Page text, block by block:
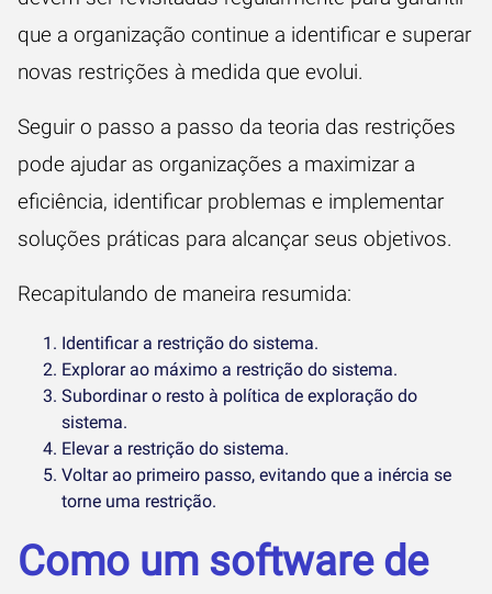
que a organização continue a identificar e superar
novas restrições à medida que evolui.
Seguir o passo a passo da teoria das restrições
pode ajudar as organizações a maximizar a
eficiência, identificar problemas e implementar
soluções práticas para alcançar seus objetivos.
Recapitulando de maneira resumida:
Identificar a restrição do sistema.
Explorar ao máximo a restrição do sistema.
Subordinar o resto à política de exploração do
sistema.
Elevar a restrição do sistema.
Voltar ao primeiro passo, evitando que a inércia se
torne uma restrição.
Como um software de